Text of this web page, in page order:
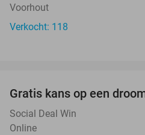
Voorhout
Verkocht: 118
Gratis kans op een
Social Deal Win
Online